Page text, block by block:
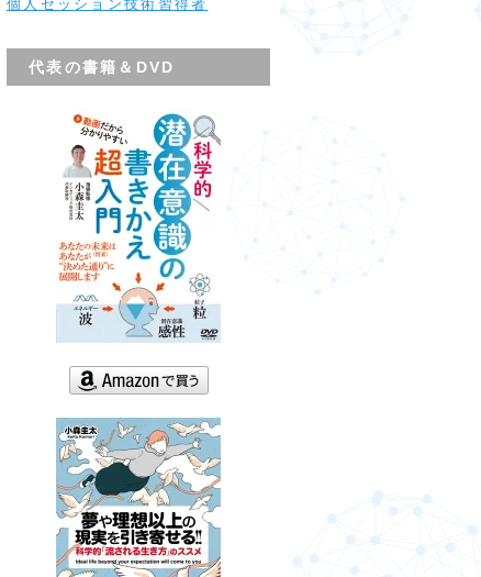
個人セッション技術習得者
代表の書籍＆DVD